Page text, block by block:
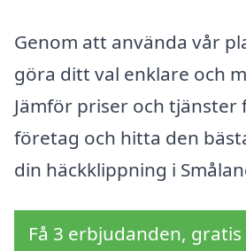
Genom att använda vår
göra ditt val enklare och
Jämför priser och tjänster
företag och hitta den
din häckklippning i
Få 3 erbjudanden,